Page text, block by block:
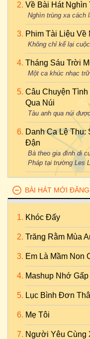
Về Bài Hát Nghìn
Nghìn trùng xa cách
Phim Tài Liệu Về
Không chỉ kể lại
Tháng Sáu Trời
Một ca khúc nhạc
Câu Chuyện
Qua Núi
Tàu anh qua núi
Danh Ca Lệ
Đận
Bà theo gia đình di
Pháp tại trường Les
BÀI HÁT MỚI ĐĂNG
Khóc Đấy
Trăng Rằm Mùa
Em Là Mầm Non
Mashup Nhớ
Lục Bình Đơn
Mẹ Tôi
Người Yêu Cùng